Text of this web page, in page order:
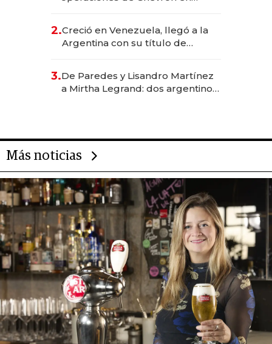
2.Creció en Venezuela, llegó a la
Argentina con su título de
las marcas "fast premium"
3.De Paredes y Lisandro Martínez
a Mirtha Legrand: dos argentinos
Más noticias